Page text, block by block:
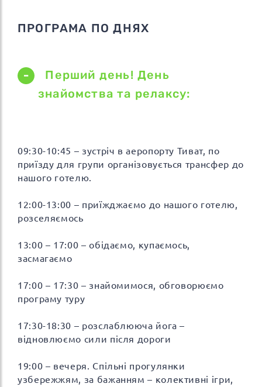
ПРОГРАМА ПО ДНЯХ
Перший день! День
знайомства та релаксу:
09:30-10:45 – зустріч в аеропорту Тиват, по
приїзду для групи організовується трансфер до
нашого готелю.
12:00-13:00 – приїжджаємо до нашого готелю,
розселяємось
13:00 – 17:00 – обідаємо, купаємось,
засмагаємо
17:00 – 17:30 – знайомимося, обговорюємо
програму туру
17:30-18:30 – розслаблююча йога –
відновлюємо сили після дороги
19:00 – вечеря. Спільні прогулянки
узбережжям, за бажанням – колективні ігри,